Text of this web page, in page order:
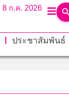
8 ก.ค. 2026
ประชาสัมพันธ์